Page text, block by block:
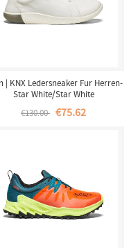
| KNX Ledersneaker Fur Herren-
Star White/Star White
€130.00 €75.62